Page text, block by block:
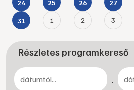
24 25 26 27
31 1 2 3
Részletes programkereső
-